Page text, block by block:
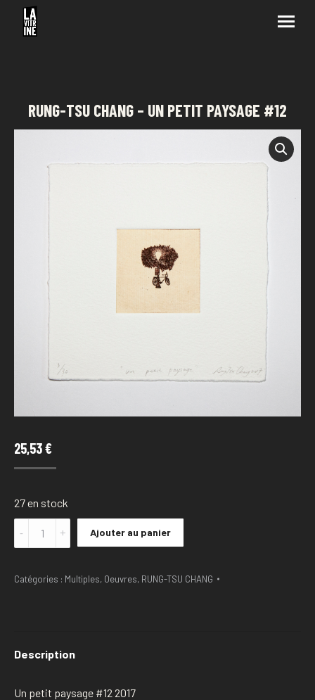
RUNG-TSU CHANG – UN PETIT PAYSAGE #12
25,53€
27 en stock
Quantité
RUNG-
CHANG
paysage
Ajouter au panier
Catégories : Multiples, Oeuvres, RUNG-TSU CHANG
Description
Un petit paysage #12 2017